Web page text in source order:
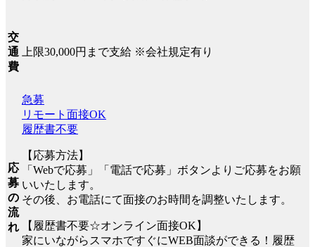
交
通
費
上限30,000円まで支給 ※会社規定有り
応
募
の
流
れ
急募
リモート面接OK
履歴書不要
【応募方法】
「Webで応募」「電話で応募」ボタンよりご応募をお願
いいたします。
その後、お電話にて面接のお時間を調整いたします。
【履歴書不要☆オンライン面接OK】
家にいながらスマホですぐにWEB面談ができる！履歴